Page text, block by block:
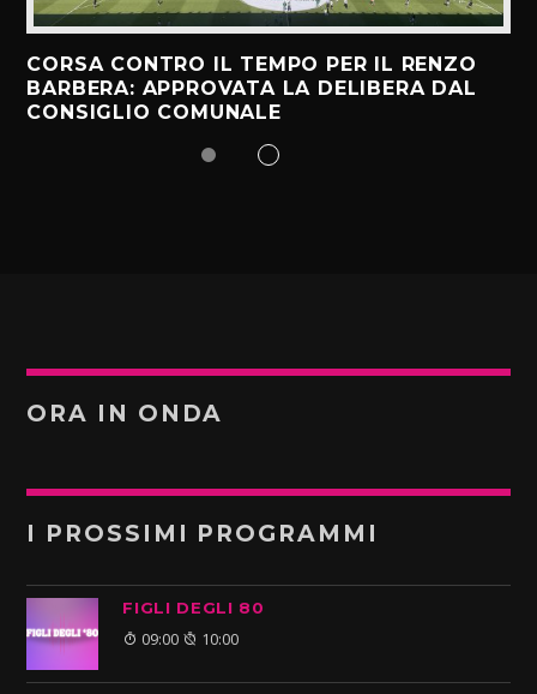
CORSA CONTRO IL TEMPO PER IL RENZO
BARBERA: APPROVATA LA DELIBERA DAL
CONSIGLIO COMUNALE
ORA IN ONDA
I PROSSIMI PROGRAMMI
FIGLI DEGLI 80
09:00 10:00